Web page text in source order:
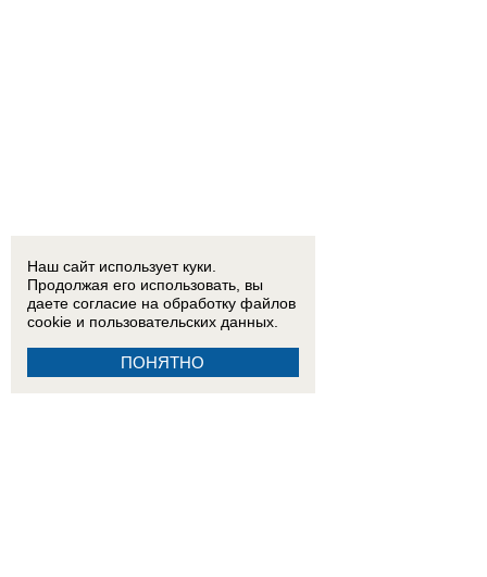
Наш сайт использует куки.
Продолжая его использовать, вы
даете согласие на обработку файлов
cookie и пользовательских данных.
ПОНЯТНО